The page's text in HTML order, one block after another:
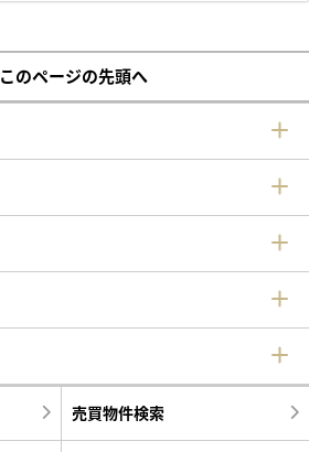
このページの先頭へ
売買物件検索